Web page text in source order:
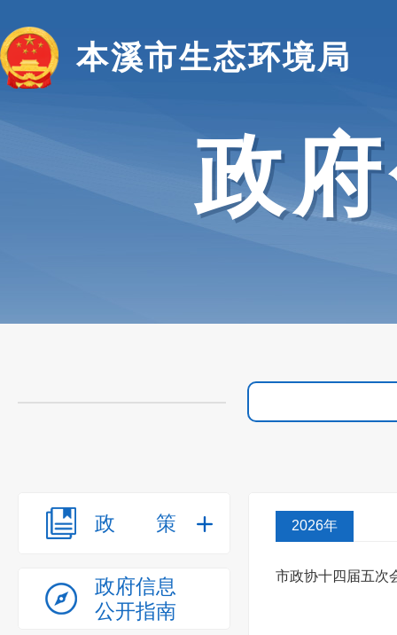
本溪市生态环境局
政
政策
政府信息
公开指南
2026年
市政协十四届五次